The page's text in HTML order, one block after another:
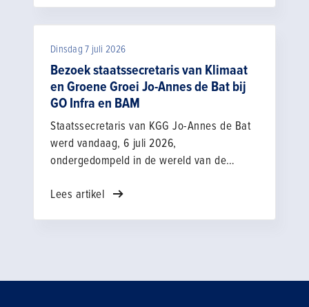
Dinsdag 7 juli 2026
Bezoek staatssecretaris van Klimaat
en Groene Groei Jo-Annes de Bat bij
GO Infra en BAM
Staatssecretaris van KGG Jo-Annes de Bat
werd vandaag, 6 juli 2026,
ondergedompeld in de wereld van de
Ochtends bezocht hij het opleidingscentrum
Hij sprak daar met leermeesters en
Lees artikel